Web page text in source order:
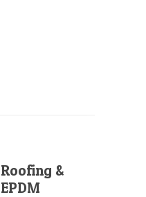
Roofing &
EPDM